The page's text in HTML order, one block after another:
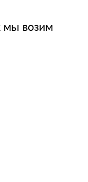
мы возим